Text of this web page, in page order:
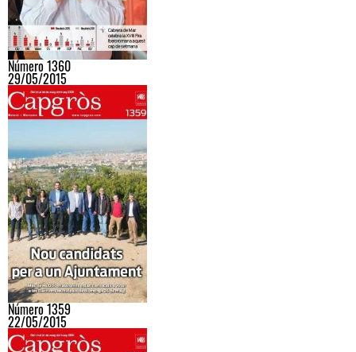
Número 1360
29/05/2015
Número 1359
22/05/2015